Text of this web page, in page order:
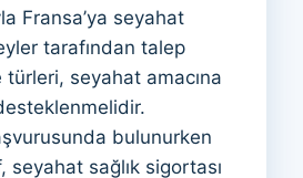
Fransa’ya seyahat
tarafından talep
seyahat amacına
bulunurken
sağlık sigortası